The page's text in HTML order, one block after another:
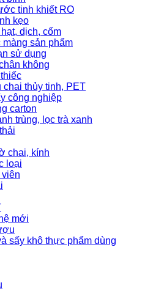
tinh khiết RO
kẹo
dịch, cốm
màng sản phẩm
sử dụng
không
chai thủy tinh, PET
công nghiệp
carton
trùng, lọc trà xanh
chai, kính
loại
viên
mới
sấy khô thực phẩm dùng